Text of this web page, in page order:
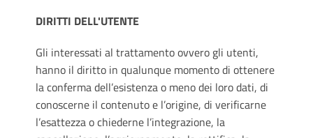
DIRITTI DELL'UTENTE
Gli interessati al trattamento ovvero gli utenti,
hanno il diritto in qualunque momento di ottenere
la conferma dell’esistenza o meno dei loro dati, di
conoscerne il contenuto e l’origine, di verificarne
l’esattezza o chiederne l’integrazione, la